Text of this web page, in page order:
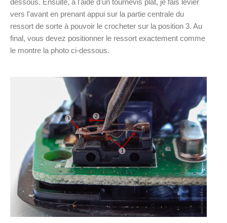
vers l'avant en prenant appui sur la partie centrale du
ressort de sorte à pouvoir le crocheter sur la position 3. Au
final, vous devez positionner le ressort exactement comme
le montre la photo ci-dessous.